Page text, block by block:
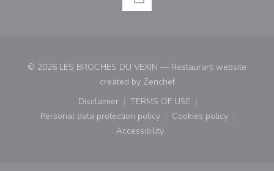
© 2026 LES BROCHES DU VEXIN — Restaurant website
created by Zenchef((opens in a new
Disclaimer
((opens in a new window))
TERMS OF USE
((opens in a new window))
Personal data protection policy
((opens in a new window))
Cookies policy
((opens in a new
Accessibility
((opens in a new window))